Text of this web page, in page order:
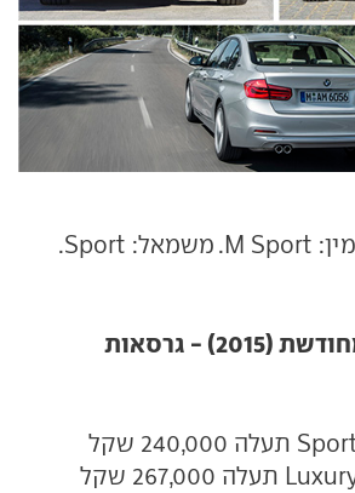
ב.מ.וו סדרה 3. מימין: M Sport. משמאל: Sport.
ב.מ.וו סדרה 3 המחודשת (2015) - גרסאות